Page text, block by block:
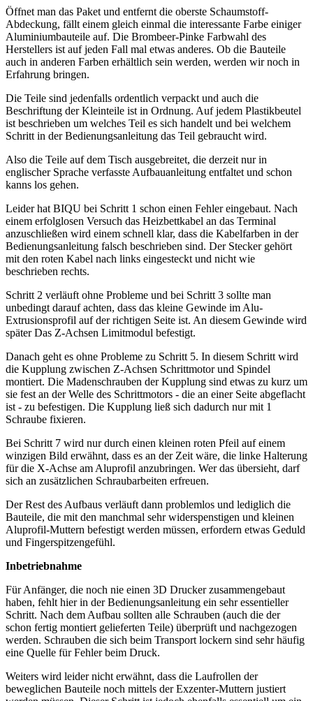
Öffnet man das Paket und entfernt die oberste Schaumstoff-
Abdeckung, fällt einem gleich einmal die interessante Farbe einiger
Aluminiumbauteile auf. Die Brombeer-Pinke Farbwahl des
Herstellers ist auf jeden Fall mal etwas anderes. Ob die Bauteile
auch in anderen Farben erhältlich sein werden, werden wir noch in
Erfahrung bringen.
Die Teile sind jedenfalls ordentlich verpackt und auch die
Beschriftung der Kleinteile ist in Ordnung. Auf jedem Plastikbeutel
ist beschrieben um welches Teil es sich handelt und bei welchem
Schritt in der Bedienungsanleitung das Teil gebraucht wird.
Also die Teile auf dem Tisch ausgebreitet, die derzeit nur in
englischer Sprache verfasste Aufbauanleitung entfaltet und schon
kanns los gehen.
Leider hat BIQU bei Schritt 1 schon einen Fehler eingebaut. Nach
einem erfolglosen Versuch das Heizbettkabel an das Terminal
anzuschließen wird einem schnell klar, dass die Kabelfarben in der
Bedienungsanleitung falsch beschrieben sind. Der Stecker gehört
mit den roten Kabel nach links eingesteckt und nicht wie
beschrieben rechts.
Schritt 2 verläuft ohne Probleme und bei Schritt 3 sollte man
unbedingt darauf achten, dass das kleine Gewinde im Alu-
Extrusionsprofil auf der richtigen Seite ist. An diesem Gewinde wird
später Das Z-Achsen Limitmodul befestigt.
Danach geht es ohne Probleme zu Schritt 5. In diesem Schritt wird
die Kupplung zwischen Z-Achsen Schrittmotor und Spindel
montiert. Die Madenschrauben der Kupplung sind etwas zu kurz um
sie fest an der Welle des Schrittmotors - die an einer Seite abgeflacht
ist - zu befestigen. Die Kupplung ließ sich dadurch nur mit 1
Schraube fixieren.
Bei Schritt 7 wird nur durch einen kleinen roten Pfeil auf einem
winzigen Bild erwähnt, dass es an der Zeit wäre, die linke Halterung
für die X-Achse am Aluprofil anzubringen. Wer das übersieht, darf
sich an zusätzlichen Schraubarbeiten erfreuen.
Der Rest des Aufbaus verläuft dann problemlos und lediglich die
Bauteile, die mit den manchmal sehr widerspenstigen und kleinen
Aluprofil-Muttern befestigt werden müssen, erfordern etwas Geduld
und Fingerspitzengefühl.
Inbetriebnahme
Für Anfänger, die noch nie einen 3D Drucker zusammengebaut
haben, fehlt hier in der Bedienungsanleitung ein sehr essentieller
Schritt. Nach dem Aufbau sollten alle Schrauben (auch die der
schon fertig montiert gelieferten Teile) überprüft und nachgezogen
werden. Schrauben die sich beim Transport lockern sind sehr häufig
eine Quelle für Fehler beim Druck.
Weiters wird leider nicht erwähnt, dass die Laufrollen der
beweglichen Bauteile noch mittels der Exzenter-Muttern justiert